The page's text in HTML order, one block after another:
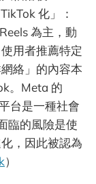
化」：
為主，動
用者推薦特定
絡」的內容本
。Meta 的
台是一種社會
臨的風險是使
，因此被認為
）